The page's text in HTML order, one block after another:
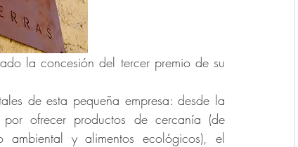
la concesión del tercer premio de su
de esta pequeña empresa: desde la
ofrecer productos de cercanía (de
ambiental y alimentos ecológicos), el